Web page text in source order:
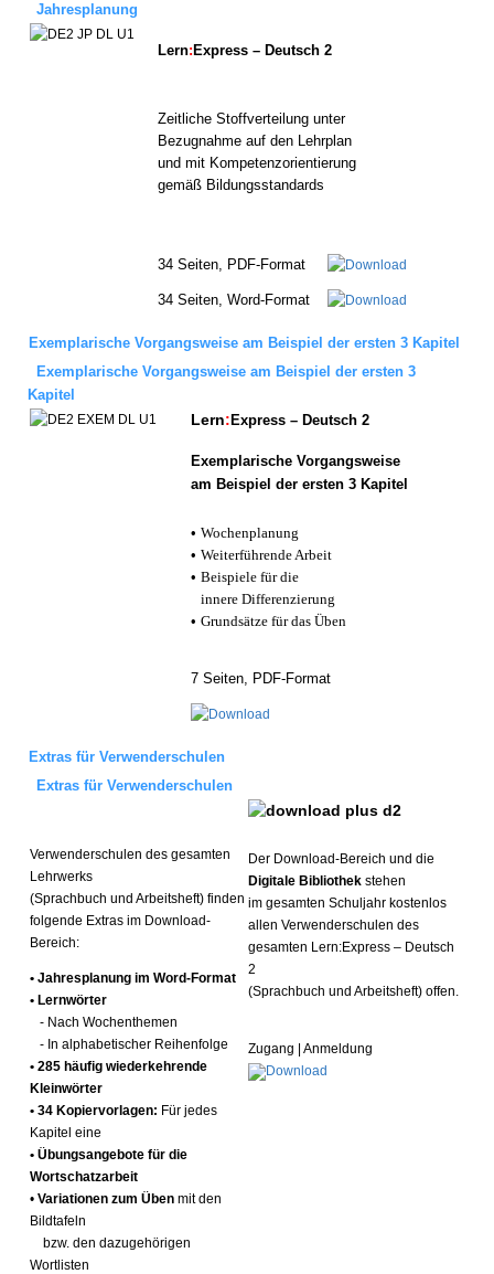
Jahresplanung
Lern: Express – Deutsch 2
Zeitliche Stoffverteilung unter
Bezugnahme auf den Lehrplan
und mit Kompetenzorientierung
gemäß Bildungsstandards
34 Seiten, PDF-Format
34 Seiten, Word-Format
Exemplarische Vorgangsweise am Beispiel der ersten 3 Kapitel
Exemplarische Vorgangsweise am Beispiel der ersten 3
Kapitel
Lern: Express – Deutsch 2
Exemplarische Vorgangsweise
am Beispiel der ersten 3 Kapitel
• Wochenplanung
• Weiterführende Arbeit
• Beispiele für die
innere Differenzierung
• Grundsätze für das Üben
7 Seiten, PDF-Format
Extras für Verwenderschulen
Extras für Verwenderschulen
Verwenderschulen des gesamten
Lehrwerks
(Sprachbuch und Arbeitsheft) finden
folgende Extras im Download-
Bereich:
• Jahresplanung im Word-Format
• Lernwörter
- Nach Wochenthemen
- In alphabetischer Reihenfolge
• 285 häufig wiederkehrende
Kleinwörter
• 34 Kopiervorlagen: Für jedes
Kapitel eine
• Übungsangebote für die
Wortschatzarbeit
• Variationen zum Üben mit den
Bildtafeln
bzw. den dazugehörigen
Wortlisten
Der Download-Bereich und die
Digitale Bibliothek stehen
im gesamten Schuljahr kostenlos
allen Verwenderschulen des
gesamten Lern:Express – Deutsch
2
(Sprachbuch und Arbeitsheft) offen.
Zugang | Anmeldung